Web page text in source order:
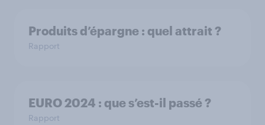
Produits d’épargne : quel attrait ?
Rapport
EURO 2024 : que s’est-il passé ?
Rapport